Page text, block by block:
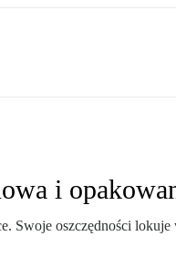
i
Swoje oszczędności